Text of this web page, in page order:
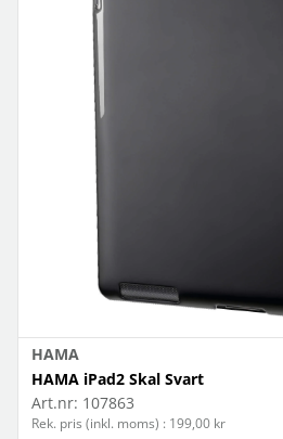
HAMA
HAMA iPad2 Skal Svart
Art.nr: 107863
Rek. pris (inkl. moms) : 199,00 kr